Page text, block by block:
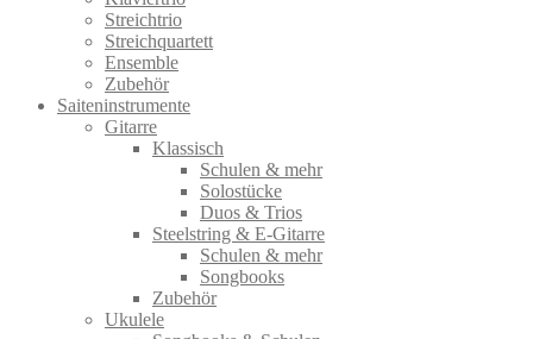
Streichtrio
Streichquartett
Ensemble
Zubehör
Saiteninstrumente
Gitarre
Klassisch
Schulen & mehr
Solostücke
Duos & Trios
Steelstring & E-Gitarre
Schulen & mehr
Songbooks
Zubehör
Ukulele